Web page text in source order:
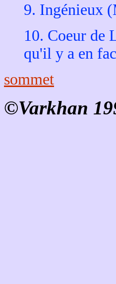
9. Ingénieux
10. Coeur de
qu'il y a en
sommet
©Varkhan